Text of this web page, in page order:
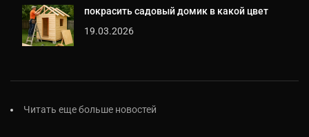
предложить на выбор:
- Обработка балок
покрасить садовый домик в какой цвет
19.03.2026
Читать еще больше новостей